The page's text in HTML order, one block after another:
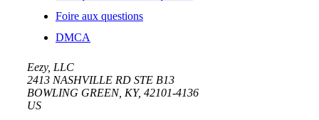
Foire aux questions
DMCA
Eezy, LLC
2413 NASHVILLE RD STE B13
BOWLING GREEN, KY, 42101-4136
US